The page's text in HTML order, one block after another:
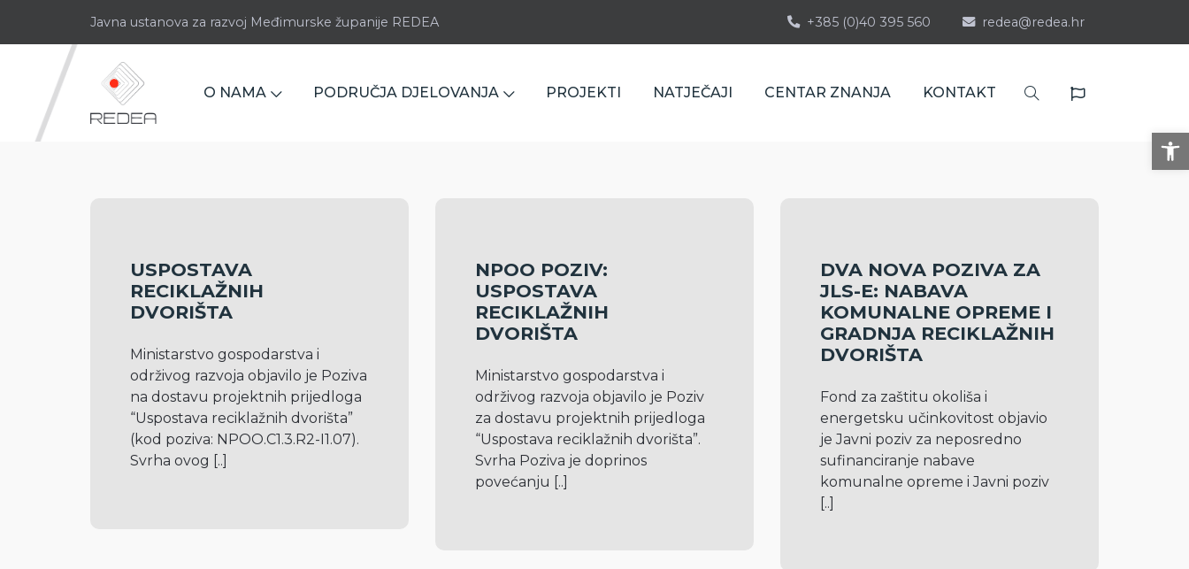
Javna ustanova za razvoj Međimurske županije REDEA +385 (0)40 395 560 redea@redea.hr
O NAMA PODRUČJA DJELOVANJA PROJEKTI NATJEČAJI CENTAR ZNANJA KONTAKT
USPOSTAVA
RECIKLAŽNIH
DVORIŠTA
Ministarstvo gospodarstva i
održivog razvoja objavilo je Poziva
na dostavu projektnih prijedloga
“Uspostava reciklažnih dvorišta”
(kod poziva: NPOO.C1.3.R2-I1.07).
Svrha ovog [..]
NPOO POZIV:
USPOSTAVA
RECIKLAŽNIH
DVORIŠTA
Ministarstvo gospodarstva i
održivog razvoja objavilo je Poziv
za dostavu projektnih prijedloga
“Uspostava reciklažnih dvorišta”.
Svrha Poziva je doprinos
povećanju [..]
DVA NOVA POZIVA ZA
JLS-E: NABAVA
KOMUNALNE OPREME I
GRADNJA RECIKLAŽNIH
DVORIŠTA
Fond za zaštitu okoliša i
energetsku učinkovitost objavio
je Javni poziv za neposredno
sufinanciranje nabave
[..]